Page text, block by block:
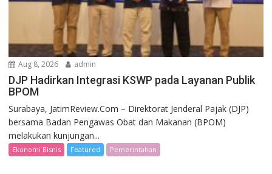
Aug 8, 2026 admin
DJP Hadirkan Integrasi KSWP pada Layanan Publik
BPOM
Surabaya, JatimReview.Com – Direktorat Jenderal Pajak (DJP)
bersama Badan Pengawas Obat dan Makanan (BPOM)
melakukan kunjungan...
Ekonomi Bisnis Featured Pemerintahan